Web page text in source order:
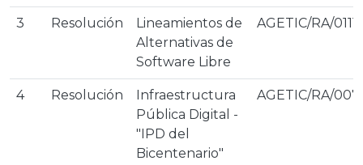
3 Resolución
Lineamientos de
Alternativas de
Software Libre
AGETIC/RA/
4 Resolución
Infraestructura
Pública Digital -
"IPD del
Bicentenario"
AGETIC/RA/